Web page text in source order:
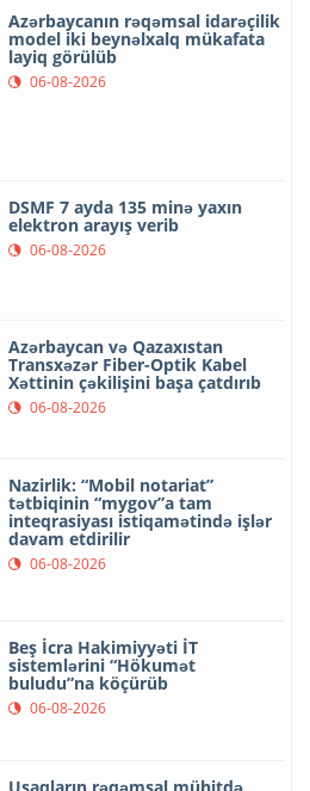
Azərbaycanın rəqəmsal idarəçilik
model iki beynəlxalq mükafata
layiq görülüb
06-08-2026
DSMF 7 ayda 135 minə yaxın
elektron arayış verib
06-08-2026
Azərbaycan və Qazaxıstan
Transxəzər Fiber-Optik Kabel
Xəttinin çəkilişini başa çatdırıb
06-08-2026
Nazirlik: “Mobil notariat”
tətbiqinin “mygov”a tam
inteqrasiyası istiqamətində işlər
davam etdirilir
06-08-2026
Beş İcra Hakimiyyəti İT
sistemlərini “Hökumət
buludu”na köçürüb
06-08-2026